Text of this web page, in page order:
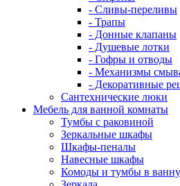
- Сливы-переливы
- Трапы
- Донные клапаны
- Душевые лотки
- Гофры и отводы
- Механизмы
- Декоративные
Сантехнические люки
Мебель для ванной комнаты
Тумбы с раковиной
Зеркальные шкафы
Шкафы-пеналы
Навесные шкафы
Комоды и тумбы в